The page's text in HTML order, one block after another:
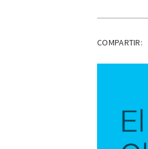
COMPARTIR: